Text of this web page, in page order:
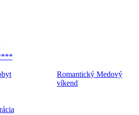
Romantický Medový
víkend